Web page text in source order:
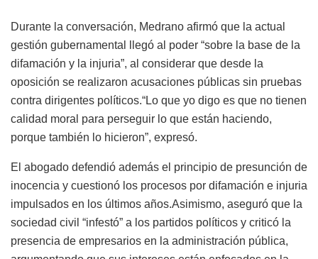
Durante la conversación, Medrano afirmó que la actual
gestión gubernamental llegó al poder “sobre la base de la
difamación y la injuria”, al considerar que desde la
oposición se realizaron acusaciones públicas sin pruebas
contra dirigentes políticos.“Lo que yo digo es que no tienen
calidad moral para perseguir lo que están haciendo,
porque también lo hicieron”, expresó.
El abogado defendió además el principio de presunción de
inocencia y cuestionó los procesos por difamación e injuria
impulsados en los últimos años.Asimismo, aseguró que la
sociedad civil “infestó” a los partidos políticos y criticó la
presencia de empresarios en la administración pública,